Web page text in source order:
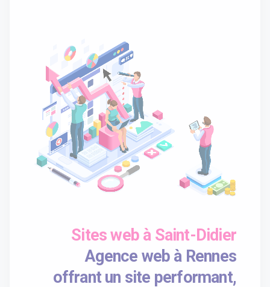
Sites web à Saint-Didier
Agence web à Rennes
offrant un site performant,